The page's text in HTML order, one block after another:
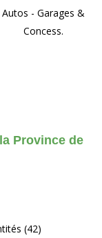
Autos - Garages &
Concess.
Province de
(42)